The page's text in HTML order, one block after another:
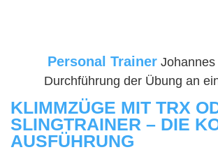
Personal Trainer
Durchführung der Übung an
KLIMMZÜGE MIT TRX
SLINGTRAINER – DIE
AUSFÜHRUNG